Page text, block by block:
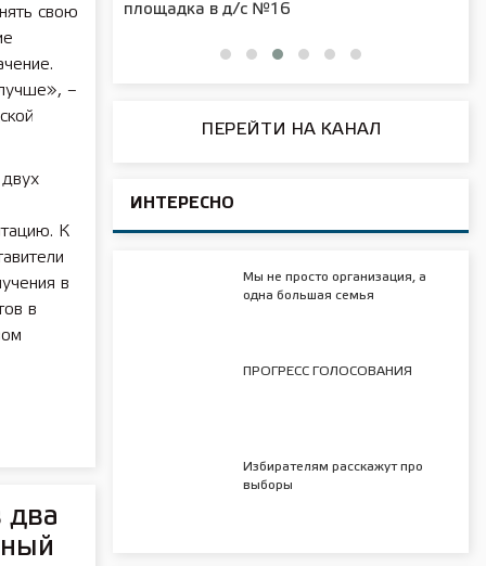
свою
–
К
в
в
два
музыкальной школы им. Касьянова
ПЕРЕЙТИ НА КАНАЛ
ИНТЕРЕСНО
Мы не просто организация, а
одна большая семья
ПРОГРЕСС ГОЛОСОВАНИЯ
Избирателям расскажут про
выборы